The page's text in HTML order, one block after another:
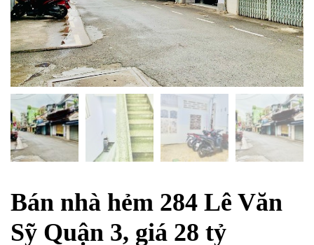
Bán nhà hẻm 284 Lê Văn
Sỹ Quận 3, giá 28 tỷ